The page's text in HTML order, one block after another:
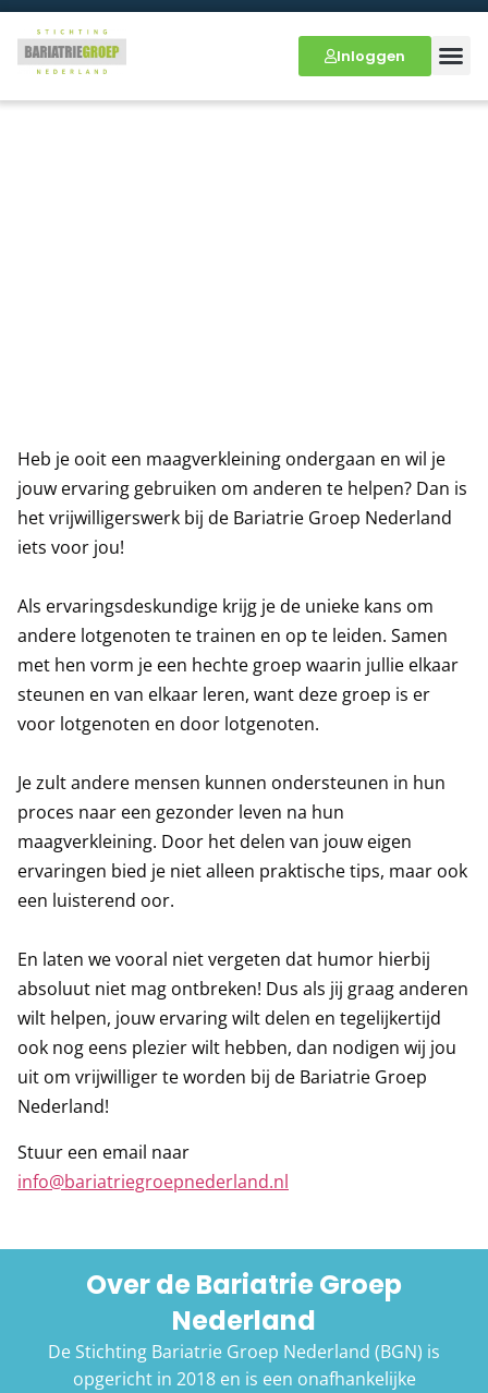
Inloggen
Heb je ooit een maagverkleining ondergaan en wil je
jouw ervaring gebruiken om anderen te helpen? Dan is
het vrijwilligerswerk bij de Bariatrie Groep Nederland
iets voor jou!
Als ervaringsdeskundige krijg je de unieke kans om
andere lotgenoten te trainen en op te leiden. Samen
met hen vorm je een hechte groep waarin jullie elkaar
steunen en van elkaar leren, want deze groep is er
voor lotgenoten en door lotgenoten.
Je zult andere mensen kunnen ondersteunen in hun
proces naar een gezonder leven na hun
maagverkleining. Door het delen van jouw eigen
ervaringen bied je niet alleen praktische tips, maar ook
een luisterend oor.
En laten we vooral niet vergeten dat humor hierbij
absoluut niet mag ontbreken! Dus als jij graag anderen
wilt helpen, jouw ervaring wilt delen en tegelijkertijd
ook nog eens plezier wilt hebben, dan nodigen wij jou
uit om vrijwilliger te worden bij de Bariatrie Groep
Nederland!
Stuur een email naar
info@bariatriegroepnederland.nl
Over de Bariatrie Groep
Nederland
De Stichting Bariatrie Groep Nederland (BGN) is
opgericht in 2018 en is een onafhankelijke